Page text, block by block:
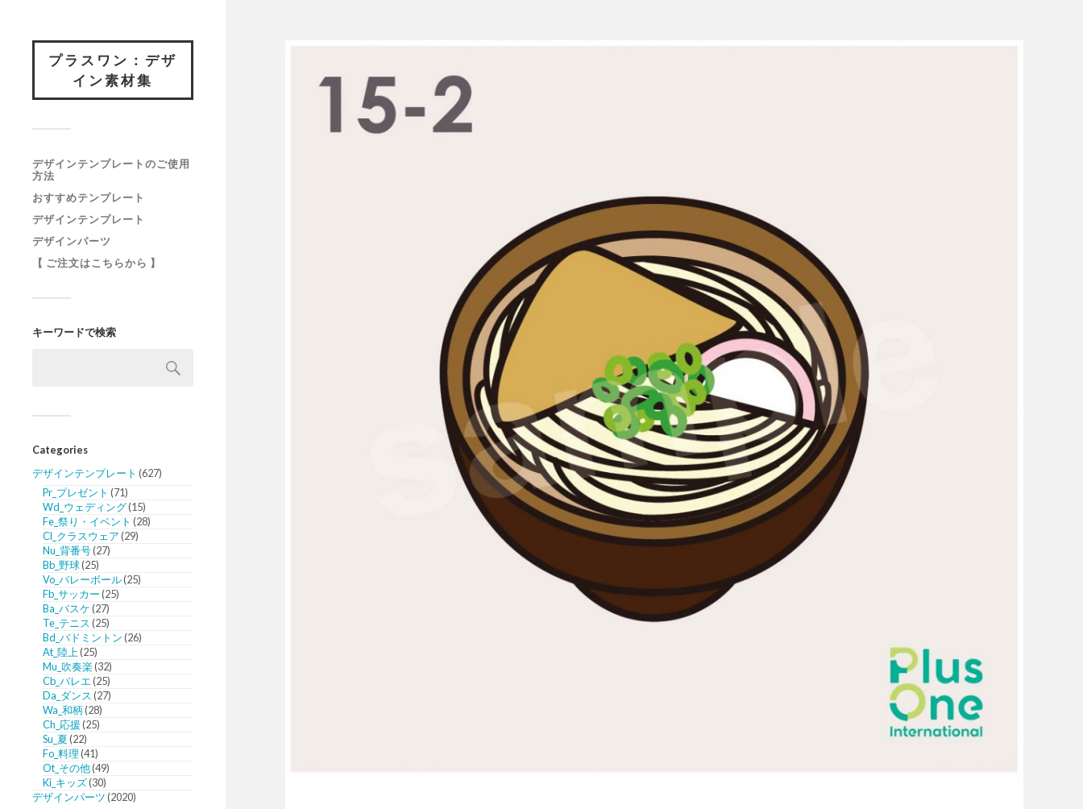
プラスワン：デザ
イン素材集
デザインテンプレートのご使用
方法
おすすめテンプレート
デザインテンプレート
デザインパーツ
【 ご注文はこちらから 】
キーワードで検索
Categories
デザインテンプレート (627)
Pr_プレゼント (71)
Wd_ウェディング(15)
Fe_祭り・イベント (28)
Cl_クラスウェア(29)
Nu_背番号(27)
Bb_野球(25)
Vo_バレーボール(25)
Fb_サッカー(25)
Ba_バスケ(27)
Te_テニス(25)
Bd_バドミントン(26)
At_陸上(25)
Mu_吹奏楽(32)
Cb_バレエ(25)
Da_ダンス(27)
Wa_和柄(28)
Ch_応援(25)
Su_夏(22)
Fo_料理(41)
Ot_その他(49)
Ki_キッズ(30)
デザインパーツ(2020)